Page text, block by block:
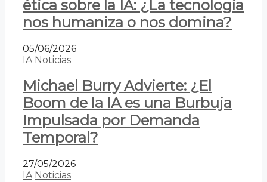
ética sobre la IA: ¿La tecnología
nos humaniza o nos domina?
05/06/2026
IA Noticias
Michael Burry Advierte: ¿El
Boom de la IA es una Burbuja
Impulsada por Demanda
Temporal?
27/05/2026
IA Noticias